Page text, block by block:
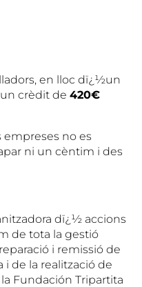
en lloc dï¿½un
crèdit de420€
empreses no es
ni un cèntim i des
dï¿½ accions
de tota la gestió
i remissió de
i de la realització de
Fundación Tripartita